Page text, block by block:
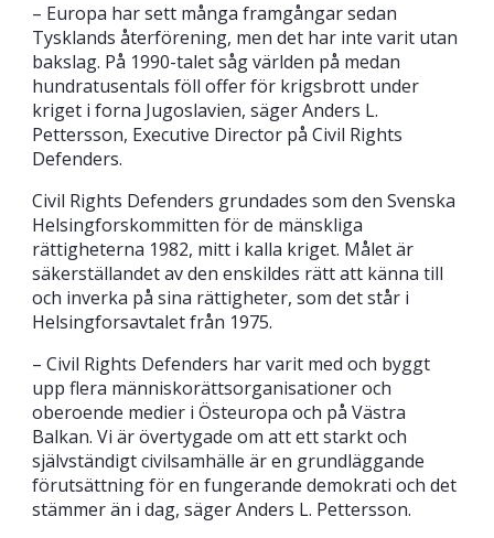
– Europa har sett många framgångar sedan
Tysklands återförening, men det har inte varit utan
bakslag. På 1990-talet såg världen på medan
hundratusentals föll offer för krigsbrott under
kriget i forna Jugoslavien, säger Anders L.
Pettersson, Executive Director på Civil Rights
Defenders.
Civil Rights Defenders grundades som den Svenska
Helsingforskommitten för de mänskliga
rättigheterna 1982, mitt i kalla kriget. Målet är
säkerställandet av den enskildes rätt att känna till
och inverka på sina rättigheter, som det står i
Helsingfor­savtalet från 1975.
– Civil Rights Defenders har varit med och byggt
upp flera människorättsorganisationer och
oberoende medier i Östeuropa och på Västra
Balkan. Vi är övertygade om att ett starkt och
självständigt civilsamhälle är en grundläggande
förutsättning för en fungerande demokrati och det
stämmer än i dag, säger Anders L. Pettersson.